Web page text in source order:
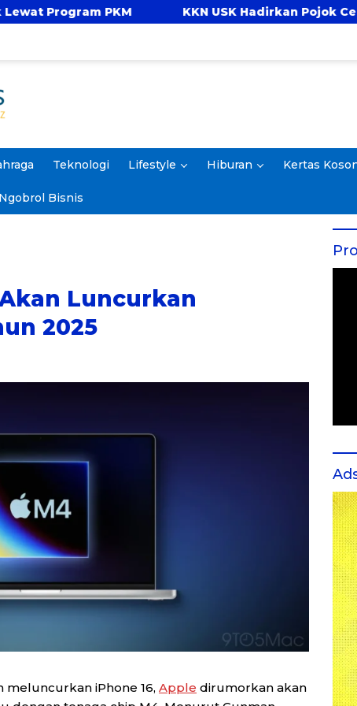
KKN USK Hadirkan Pojok Celengan, Ajarkan
Teknologi Lifestyle Hiburan Kertas
Ngobrol Bisnis
Luncurkan
2025
meluncurkan iPhone 16, Apple dirumorkan akan